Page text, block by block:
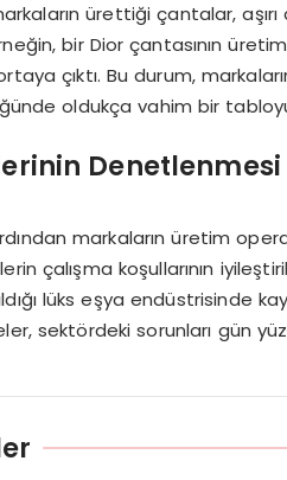
ürettiği çantalar,
bir Dior çantasının
ortaya çıktı. Bu durum,
oldukça vahim bir
Denetlenmesi
markaların üretim
çalışma koşullarının
lüks eşya endüstrisinde
sektördeki sorunları gün